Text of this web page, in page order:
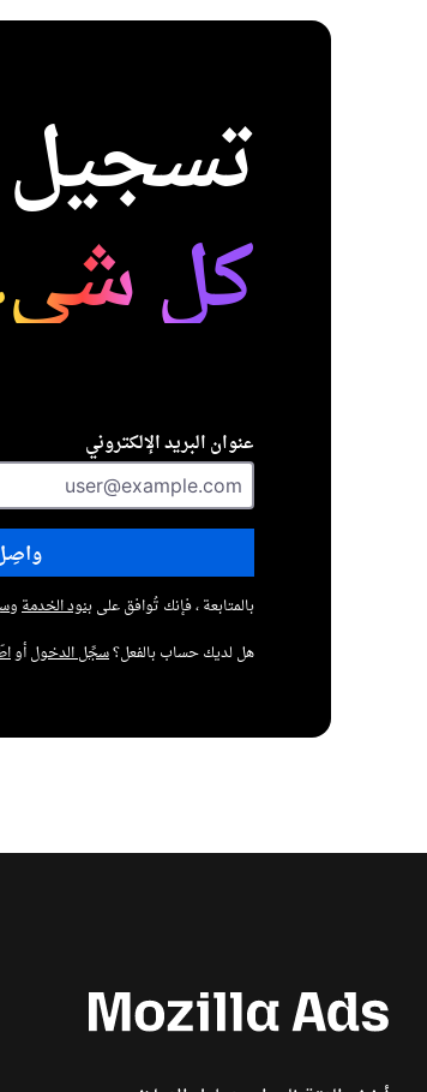
كل
عنوان البريد الإلكتروني
بالمتابعة ، فإنك تُوافق على بنود الخدمة و
هل لديك حساب بالفعل؟ سجِّل الدخول أو